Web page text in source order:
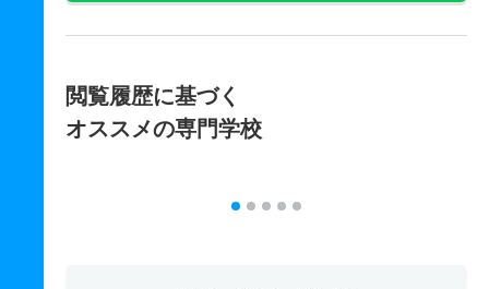
閲覧履歴に基づく
オススメの専門学校